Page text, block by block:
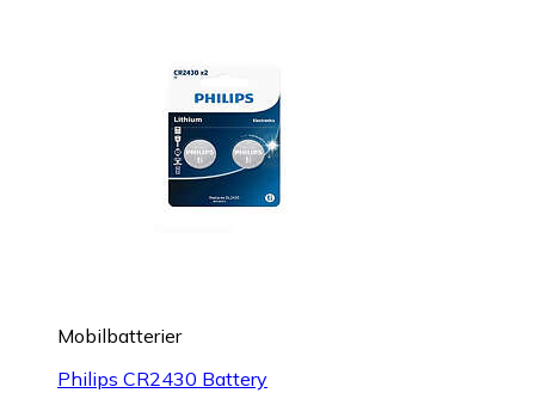
Mobilbatterier
Philips CR2430 Battery